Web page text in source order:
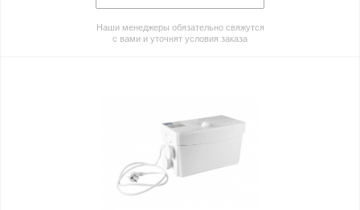
Наши менеджеры обязательно свяжутся
с вами и уточнят условия заказа